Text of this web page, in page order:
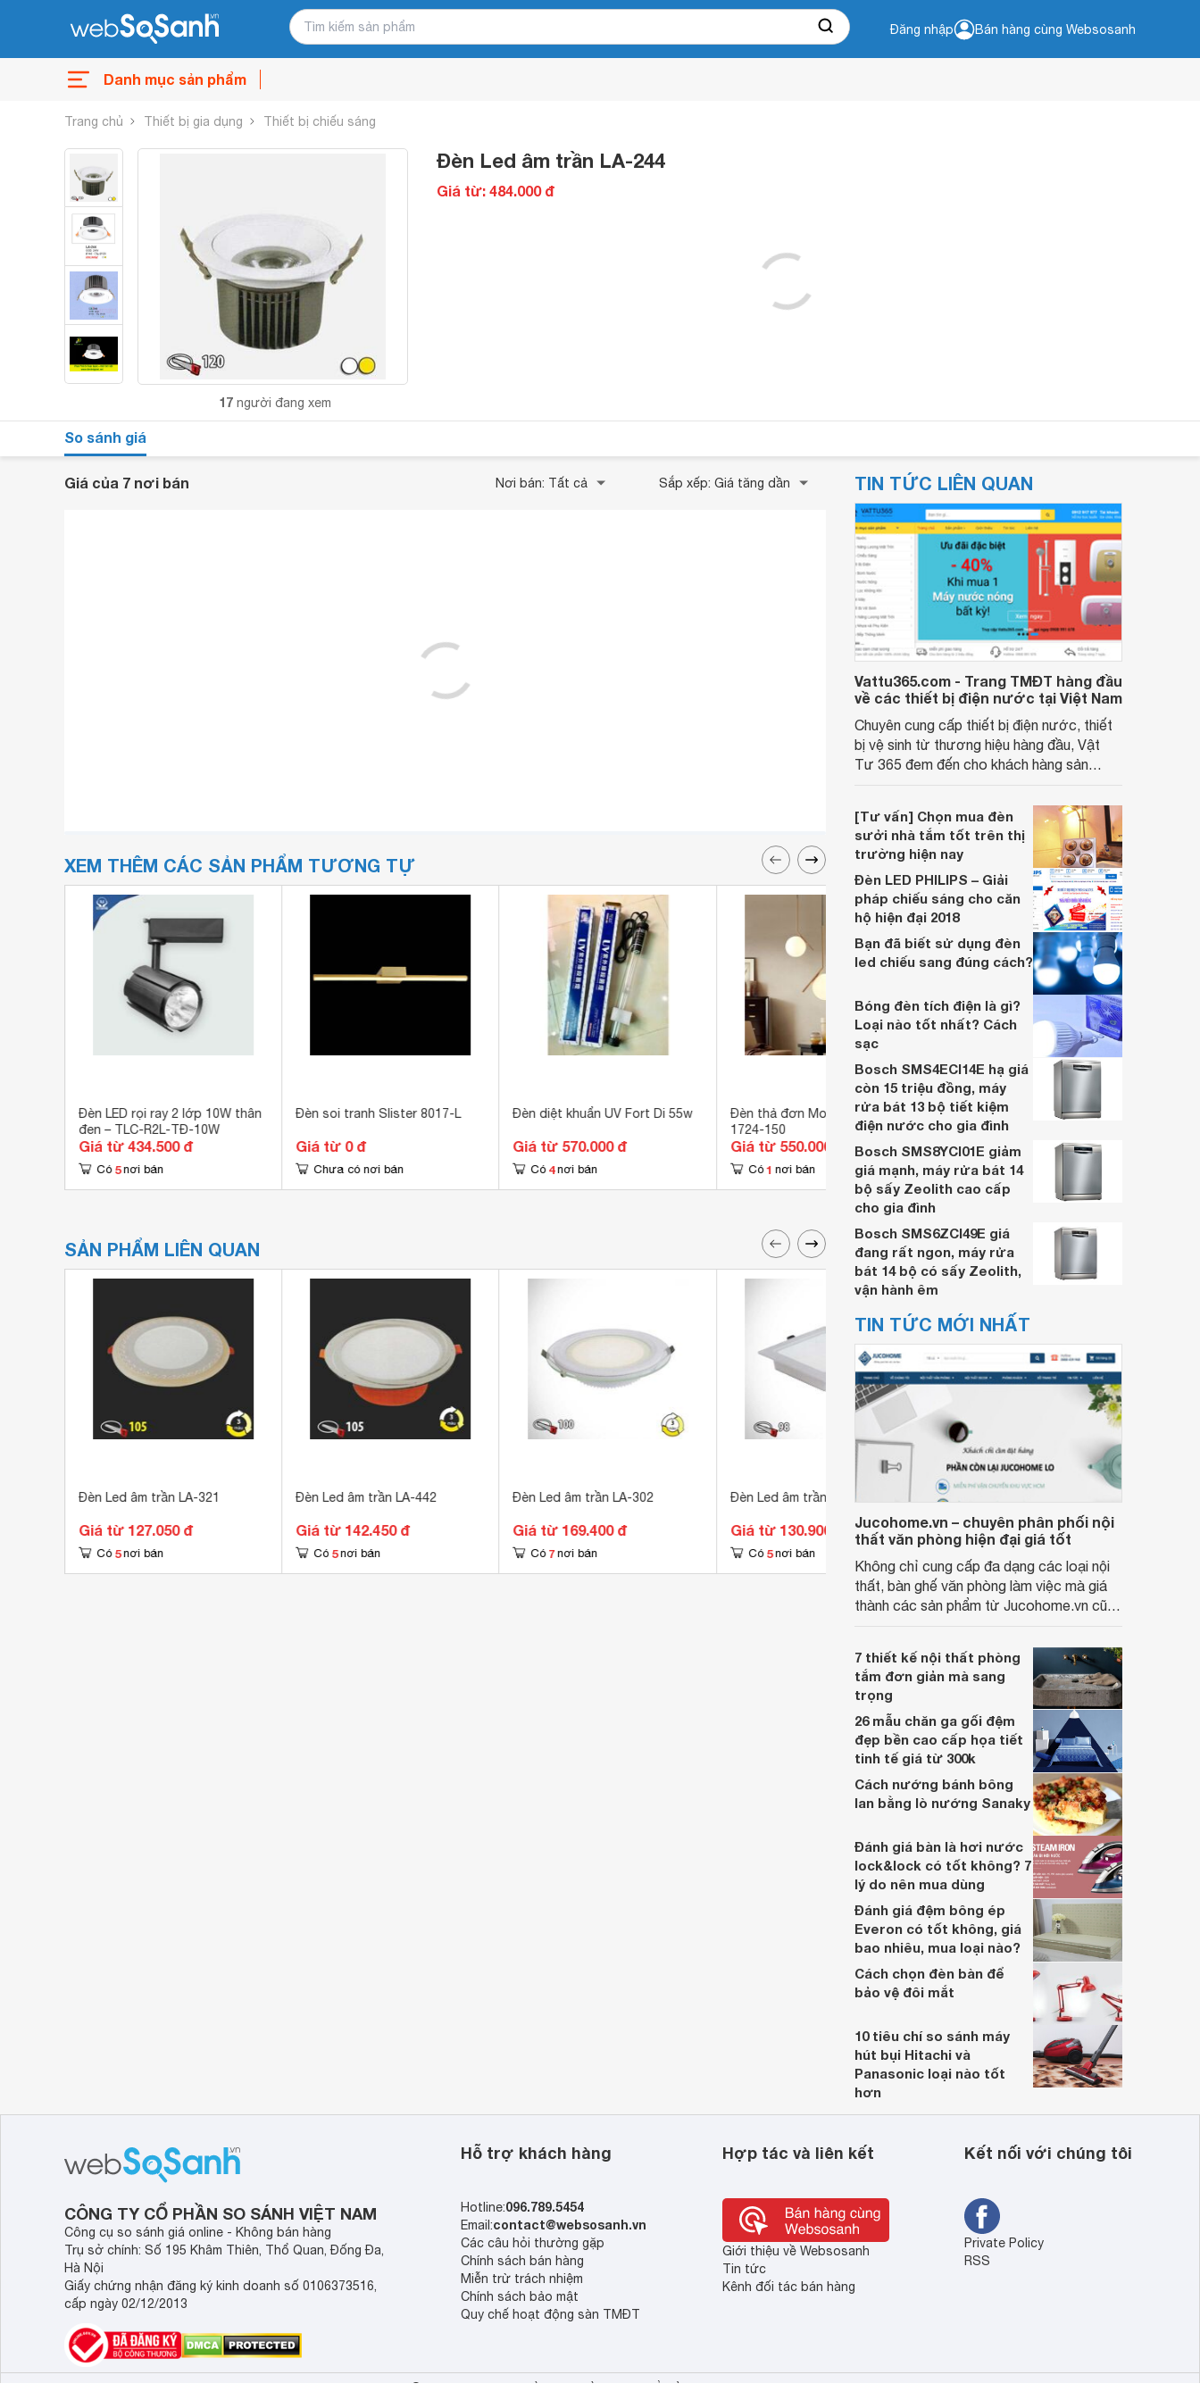
Đăng nhập Bán hàng cùng Websosanh
Danh mục sản phẩm
Trang chủ Thiết bị gia dụng Thiết bị chiếu sáng
17 người đang xem
Đèn Led âm trần LA-244
Giá từ: 484.000 đ
So sánh giá
Giá của 7 nơi bán Nơi bán: Tất cả Sắp xếp: Giá tăng dần
XEM THÊM CÁC SẢN PHẨM TƯƠNG TỰ
Đèn LED rọi ray 2 lớp 10W thân
đen – TLC-R2L-TĐ-10W
Giá từ 434.500 đ
Có 5 nơi bán
Đèn soi tranh Slister 8017-L
Giá từ 0 đ
Chưa có nơi bán
Đèn diệt khuẩn UV Fort Di 55w
Giá từ 570.000 đ
Có 4 nơi bán
Đèn thả đơn Monaco Gold
1724-150
Giá từ 550.000 đ
Có 1 nơi bán
Đèn Led gắn vách trang trí
DTV008
Giá từ 514.272 đ
Có 11 nơi bán
SẢN PHẨM LIÊN QUAN
Đèn Led âm trần LA-321
Giá từ 127.050 đ
Có 5 nơi bán
Đèn Led âm trần LA-442
Giá từ 142.450 đ
Có 5 nơi bán
Đèn Led âm trần LA-302
Giá từ 169.400 đ
Có 7 nơi bán
Đèn Led âm trần LA-294
Giá từ 130.900 đ
Có 5 nơi bán
Đèn Led âm trần LA-301
Giá từ 127.050 đ
TIN TỨC LIÊN QUAN
Vattu365.com - Trang TMĐT hàng đầu
về các thiết bị điện nước tại Việt Nam
Chuyên cung cấp thiết bị điện nước, thiết
bị vệ sinh từ thương hiệu hàng đầu, Vật
Tư 365 đem đến cho khách hàng sản
nhiều năm, nhân viên tư vấn chuyên
nghiệp, đội ngũ kỹ thuật có tay nghề cao,
vattu365.com đang là lựa chọn hàng đầu
của nhiều người hiện nay.
[Tư vấn] Chọn mua đèn
sưởi nhà tắm tốt trên thị
trường hiện nay
Đèn LED PHILIPS – Giải
pháp chiếu sáng cho căn
hộ hiện đại 2018
Bạn đã biết sử dụng đèn
led chiếu sang đúng cách?
Bóng đèn tích điện là gì?
Loại nào tốt nhất? Cách
sạc
Bosch SMS4ECI14E hạ giá
còn 15 triệu đồng, máy
rửa bát 13 bộ tiết kiệm
điện nước cho gia đình
Bosch SMS8YCI01E giảm
giá mạnh, máy rửa bát 14
bộ sấy Zeolith cao cấp
cho gia đình
Bosch SMS6ZCI49E giá
đang rất ngon, máy rửa
bát 14 bộ có sấy Zeolith,
vận hành êm
TIN TỨC MỚI NHẤT
Jucohome.vn – chuyên phân phối nội
thất văn phòng hiện đại giá tốt
Không chỉ cung cấp đa dạng các loại nội
thất, bàn ghế văn phòng làm việc mà giá
thành các sản phẩm từ Jucohome.vn cũng
7 thiết kế nội thất phòng
tắm đơn giản mà sang
trọng
26 mẫu chăn ga gối đệm
đẹp bền cao cấp họa tiết
tinh tế giá từ 300k
Cách nướng bánh bông
lan bằng lò nướng Sanaky
Đánh giá bàn là hơi nước
lock&lock có tốt không? 7
lý do nên mua dùng
Đánh giá đệm bông ép
Everon có tốt không, giá
bao nhiêu, mua loại nào?
Cách chọn đèn bàn để
bảo vệ đôi mắt
10 tiêu chí so sánh máy
hút bụi Hitachi và
Panasonic loại nào tốt
hơn
CÔNG TY CỔ PHẦN SO SÁNH VIỆT NAM
Công cụ so sánh giá online - Không bán hàng
Trụ sở chính: Số 195 Khâm Thiên, Thổ Quan, Đống Đa,
Hà Nội
Giấy chứng nhận đăng ký kinh doanh số 0106373516,
cấp ngày 02/12/2013
Hỗ trợ khách hàng
Hotline:096.789.5454
Email:contact@websosanh.vn
Các câu hỏi thường gặp
Chính sách bán hàng
Miễn trừ trách nhiệm
Chính sách bảo mật
Quy chế hoạt động sàn TMĐT
Hợp tác và liên kết
Giới thiệu về Websosanh
Tin tức
Kênh đối tác bán hàng
Kết nối với chúng tôi
Private Policy
RSS
© 2013 - 2023 Bản quyền thuộc về Công ty cổ phần So Sánh Việt Nam